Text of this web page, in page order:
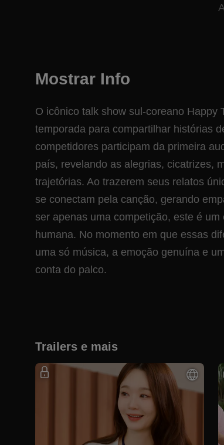
Mostrar Info
O icônico talk show sul-coreano Happy
temporada para compartilhar histórias
competidores participam da primeira
país, revelando as alegrias, cicatrizes,
trajetórias. Ao trazerem seus relatos
se conectam pela canção, gerando
ser apenas uma competição, este é
humana. No momento em que essas
uma só música, a emoção genuína e
conta do palco.
Trailers e mais